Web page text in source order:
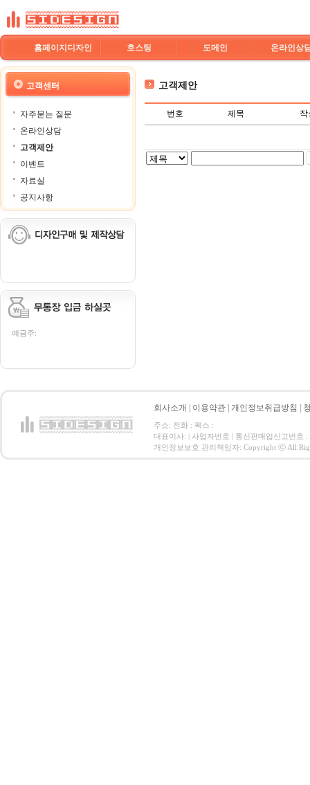
홈페이지디자인 호스팅 도메인 온라인상
고객센터
자주묻는 질문
온라인상담
고객제안
이벤트
자료실
공지사항
예금주:
고객제안
번호 제목 작
회사소개 이용약관 개인정보취급방침
주소: 전화 : 팩스 :
대표이사: | 사업자번호 | 통신판매업신고번호 :
개인정보보호 관리책임자: Copyright ⓒ All